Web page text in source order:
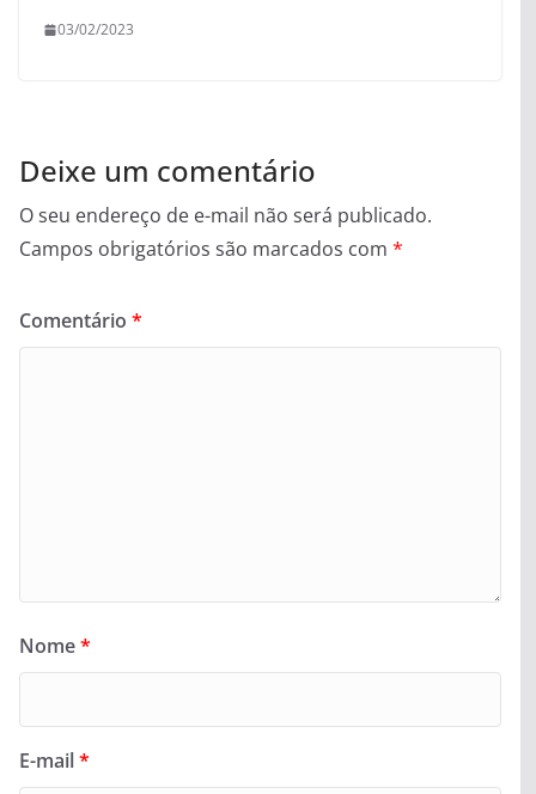
03/02/2023
Deixe um comentário
O seu endereço de e-mail não será publicado.
Campos obrigatórios são marcados com *
Comentário *
Nome*
E-mail*